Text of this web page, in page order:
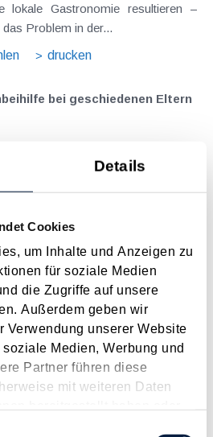
Details
Cookies
um Inhalte und Anzeigen zu
für soziale Medien
die Zugriffe auf unsere
Außerdem geben wir
Verwendung unserer Website
Medien, Werbung und
Partner führen diese
mit weiteren Daten
lokale Gastronomie resultieren –
Problem in der...
drucken
bei geschiedenen Eltern
RV/7103366/2025 vom 10.02.2026)
auseinanderzusetzen, welchem
überwiegend im Haushalt
drucken